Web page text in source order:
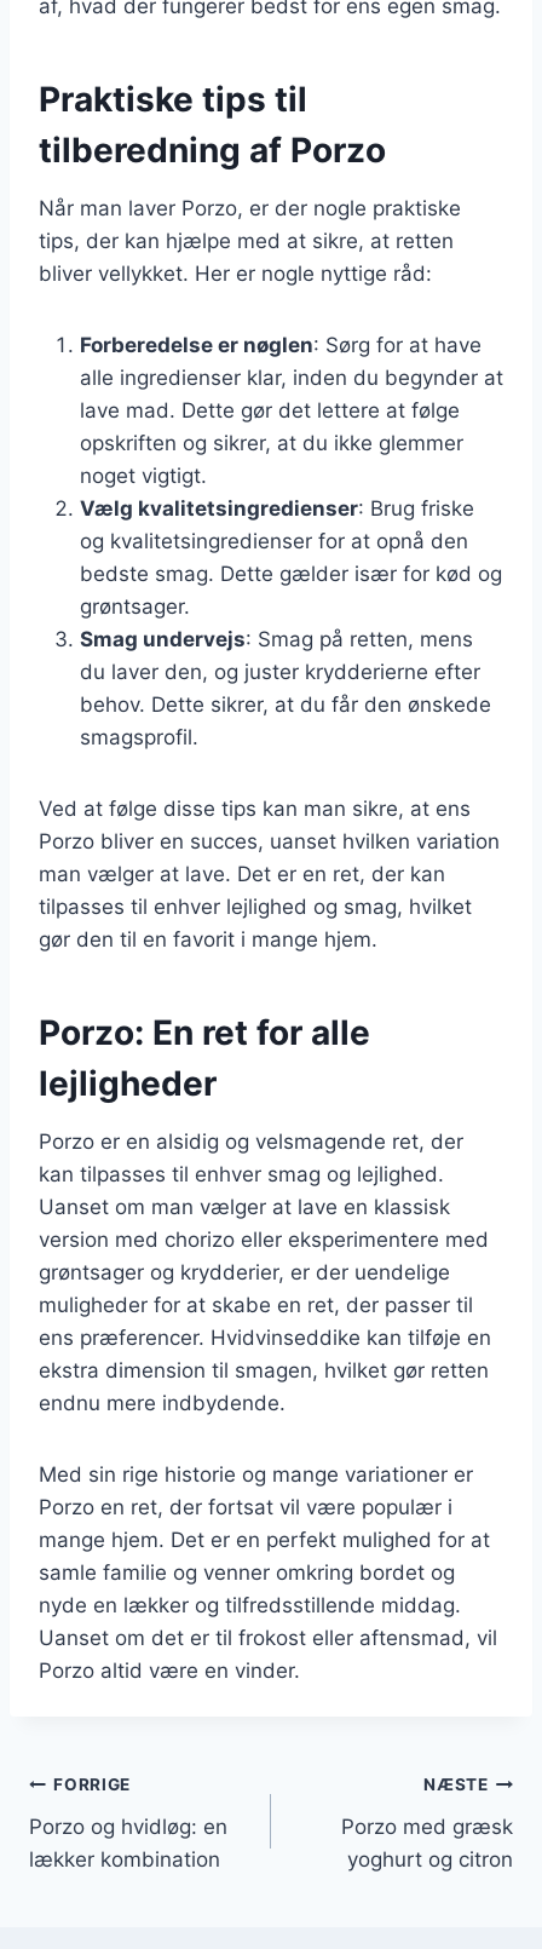
af, hvad der fungerer bedst for ens egen smag.
Praktiske tips til
tilberedning af Porzo
Når man laver Porzo, er der nogle praktiske
tips, der kan hjælpe med at sikre, at retten
bliver vellykket. Her er nogle nyttige råd:
Forberedelse er nøglen: Sørg for at have
alle ingredienser klar, inden du begynder at
lave mad. Dette gør det lettere at følge
opskriften og sikrer, at du ikke glemmer
noget vigtigt.
Vælg kvalitetsingredienser: Brug friske
og kvalitetsingredienser for at opnå den
bedste smag. Dette gælder især for kød og
grøntsager.
Smag undervejs: Smag på retten, mens
du laver den, og juster krydderierne efter
behov. Dette sikrer, at du får den ønskede
smagsprofil.
Ved at følge disse tips kan man sikre, at ens
Porzo bliver en succes, uanset hvilken variation
man vælger at lave. Det er en ret, der kan
tilpasses til enhver lejlighed og smag, hvilket
gør den til en favorit i mange hjem.
Porzo: En ret for alle
lejligheder
Porzo er en alsidig og velsmagende ret, der
kan tilpasses til enhver smag og lejlighed.
Uanset om man vælger at lave en klassisk
version med chorizo eller eksperimentere med
grøntsager og krydderier, er der uendelige
muligheder for at skabe en ret, der passer til
ens præferencer. Hvidvinseddike kan tilføje en
ekstra dimension til smagen, hvilket gør retten
endnu mere indbydende.
Med sin rige historie og mange variationer er
Porzo en ret, der fortsat vil være populær i
mange hjem. Det er en perfekt mulighed for at
samle familie og venner omkring bordet og
nyde en lækker og tilfredsstillende middag.
Uanset om det er til frokost eller aftensmad, vil
Porzo altid være en vinder.
Indlægsnavigation
FORRIGE
Porzo og hvidløg: en
lækker kombination
NÆSTE
Porzo med græsk
yoghurt og citron